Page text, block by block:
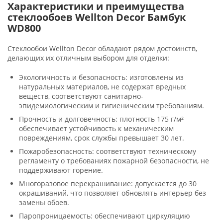
Характеристики и преимущества
стеклообоев Wellton Decor Бамбук
WD800
Стеклообои Wellton Decor обладают рядом достоинств,
делающих их отличным выбором для отделки:
Экологичность и безопасность: изготовлены из
натуральных материалов, не содержат вредных
веществ, соответствуют санитарно-
эпидемиологическим и гигиеническим требованиям.
Прочность и долговечность: плотность 175 г/м²
обеспечивает устойчивость к механическим
повреждениям, срок службы превышает 30 лет.
Пожаробезопасность: соответствуют техническому
регламенту о требованиях пожарной безопасности, не
поддерживают горение.
Многоразовое перекрашивание: допускается до 30
окрашиваний, что позволяет обновлять интерьер без
замены обоев.
Паропроницаемость: обеспечивают циркуляцию